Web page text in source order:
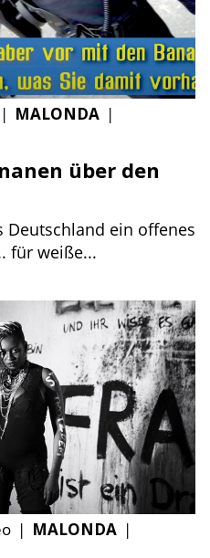
| MALONDA |
über den
Deutschland ein offenes
für weiße...
| MALONDA |